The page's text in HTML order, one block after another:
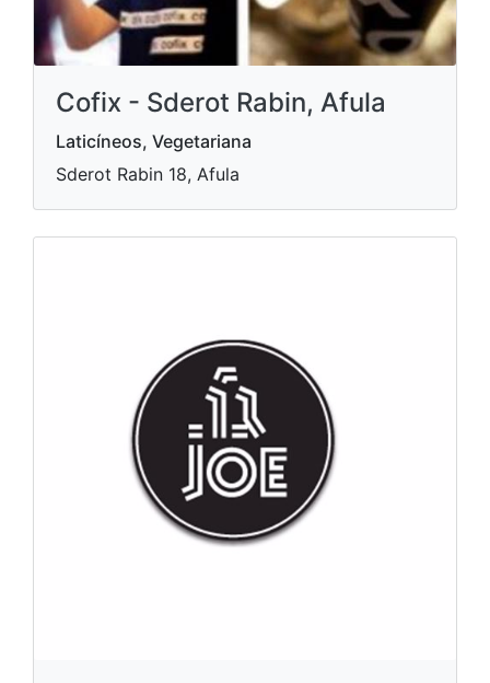
Cofix - Sderot Rabin, Afula
Laticíneos, Vegetariana
Sderot Rabin 18, Afula